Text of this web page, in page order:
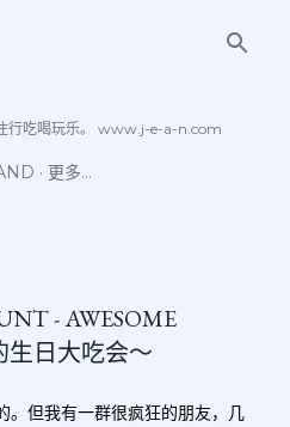
行吃喝玩乐。 www.j-e-a-n.com
更多…
- AWESOME
生日大吃会～
。但我有一群很疯狂的朋友，几